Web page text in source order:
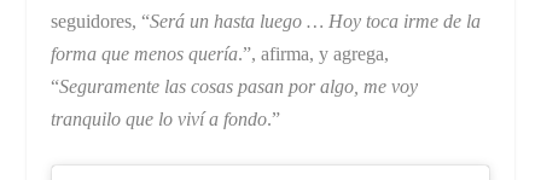
seguidores, “Será un hasta luego … Hoy toca irme de la
forma que menos quería.”, afirma, y agrega,
“Seguramente las cosas pasan por algo, me voy
tranquilo que lo viví a fondo.”